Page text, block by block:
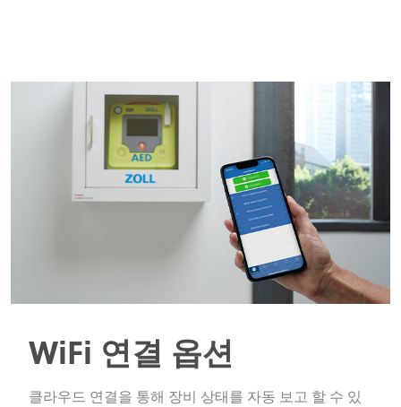
WiFi 연결 옵션
클라우드 연결을 통해 장비 상태를 자동 보고 할 수 있